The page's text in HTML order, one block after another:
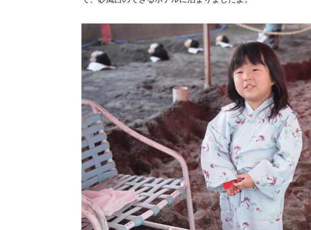
かんたん見積 資料請求 モデルハウス来場予
住まいの実例 Magazine for MUJI LIFE
無印良品のリノベーション
MUJI×UR団地リノベーションプロジェクト
無印良品の空間・建築設計